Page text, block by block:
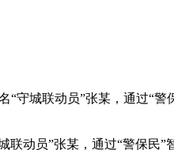
守城联动员”张某，通过“
动员”张某，通过“警保民”